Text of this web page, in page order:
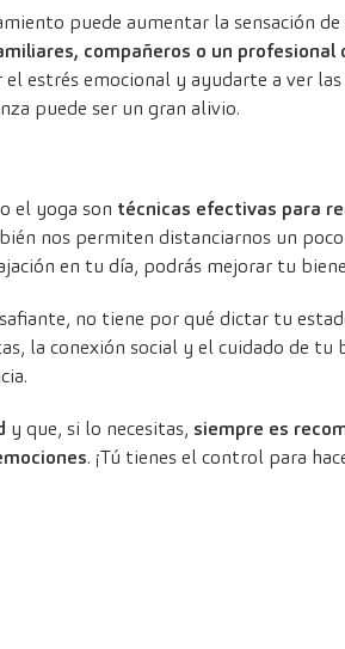
puede aumentar la sensación
compañeros o un profesional
estrés emocional y ayudarte a ver las
puede ser un gran alivio.
el yoga son técnicas efectivas para
nos permiten distanciarnos un
en tu día, podrás mejorar tu
no tiene por qué dictar tu
la conexión social y el cuidado de
y que, si lo necesitas, siempre es
. ¡Tú tienes el control para